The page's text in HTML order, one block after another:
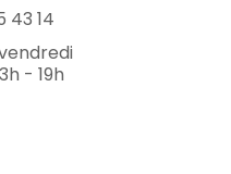
43 14
- 19h